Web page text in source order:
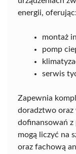
energii, oferując:
montaż
pomp
serwis
Zapewnia
doradztwo oraz
dofinansowań z
mogą liczyć na
oraz fachową